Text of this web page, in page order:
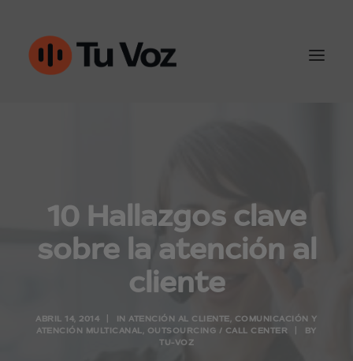
IA & Automatización
Conoce Tu-Voz
10 Hallazgos clave
sobre la atención al
cliente
ABRIL 14, 2014 INATENCIÓN AL CLIENTE, COMUNICACIÓN Y
ATENCIÓN MULTICANAL, OUTSOURCING / CALL CENTER
BY
TU-VOZ